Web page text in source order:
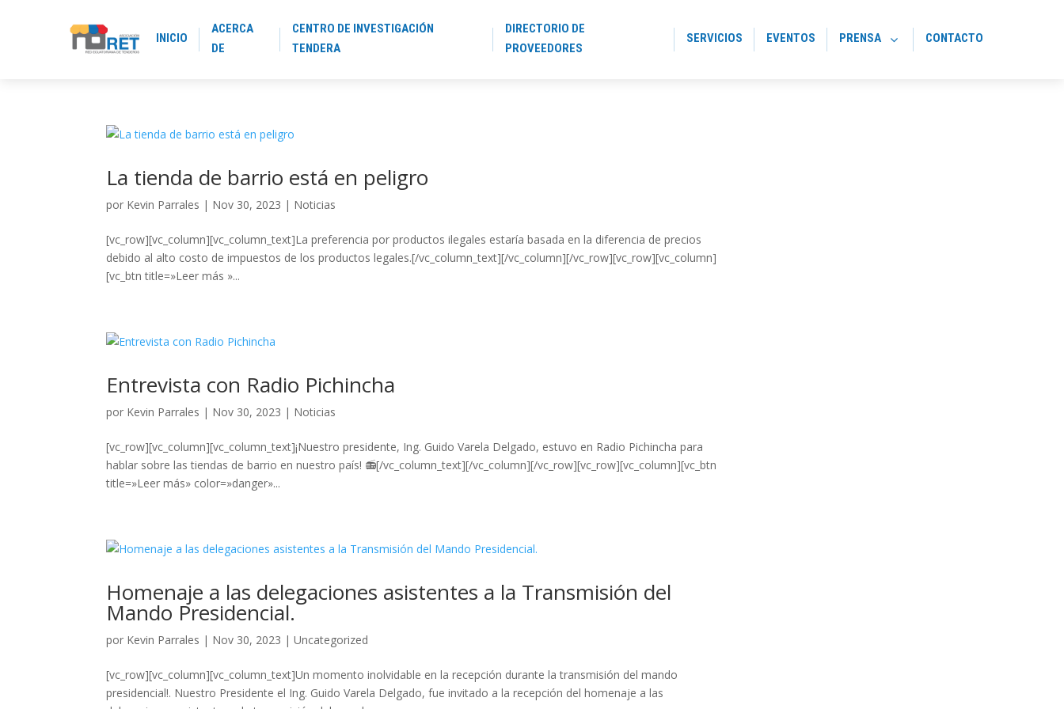
INICIO
ACERCA
DE
CENTRO DE INVESTIGACIÓN
TENDERA
DIRECTORIO DE
PROVEEDORES
SERVICIOS EVENTOS PRENSA CONTACTO
La tienda de barrio está en peligro
por Kevin Parrales | Nov 30, 2023 | Noticias
[vc_row][vc_column][vc_column_text]La preferencia por productos ilegales estaría basada en la diferencia de precios
debido al alto costo de impuestos de los productos legales.[/vc_column_text][/vc_column][/vc_row][vc_row][vc_column]
[vc_btn title=»Leer más »...
Entrevista con Radio Pichincha
por Kevin Parrales | Nov 30, 2023 | Noticias
[vc_row][vc_column][vc_column_text]¡Nuestro presidente, Ing. Guido Varela Delgado, estuvo en Radio Pichincha para
hablar sobre las tiendas de barrio en nuestro país! 📻[/vc_column_text][/vc_column][/vc_row][vc_row][vc_column][vc_btn
title=»Leer más» color=»danger»...
Homenaje a las delegaciones asistentes a la Transmisión del
Mando Presidencial.
por Kevin Parrales | Nov 30, 2023 |Uncategorized
[vc_row][vc_column][vc_column_text]Un momento inolvidable en la recepción durante la transmisión del mando
presidencial!. Nuestro Presidente el Ing. Guido Varela Delgado, fue invitado a la recepción del homenaje a las